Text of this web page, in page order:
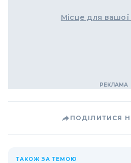
Місце для
ПОДІЛИТИСЯ
ТАКОЖ ЗА ТЕМОЮ